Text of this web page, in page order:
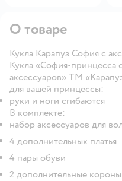
О товаре
Кукла Карапуз София с
Кукла «София-
аксессуаров» ТМ
для вашей принцессы:
руки и ноги сгибаются
В комплекте:
набор аксессуаров для
4 дополнительных платья
4 пары обуви
2 дополнительные короны